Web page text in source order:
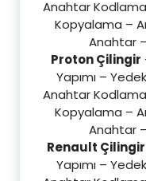
Anahtar
Kopyalama –
Anahtar
Proton Çilingir
Yapımı –
Anahtar
Kopyalama –
Anahtar
Renault Çilingir
Yapımı –